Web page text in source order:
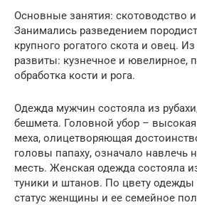
Основные занятия: скотоводство
Занимались разведением
крупного рогатого скота и овец.
развиты: кузнечное и ювелирное,
обработка кости и рога.
Одежда мужчин состояла из
бешмета. Головной убор –
меха, олицетворяющая
головы папаху, означало навлечь
месть. Женская одежда состояла
туники и штанов. По цвету
статус женщины и ее семейное